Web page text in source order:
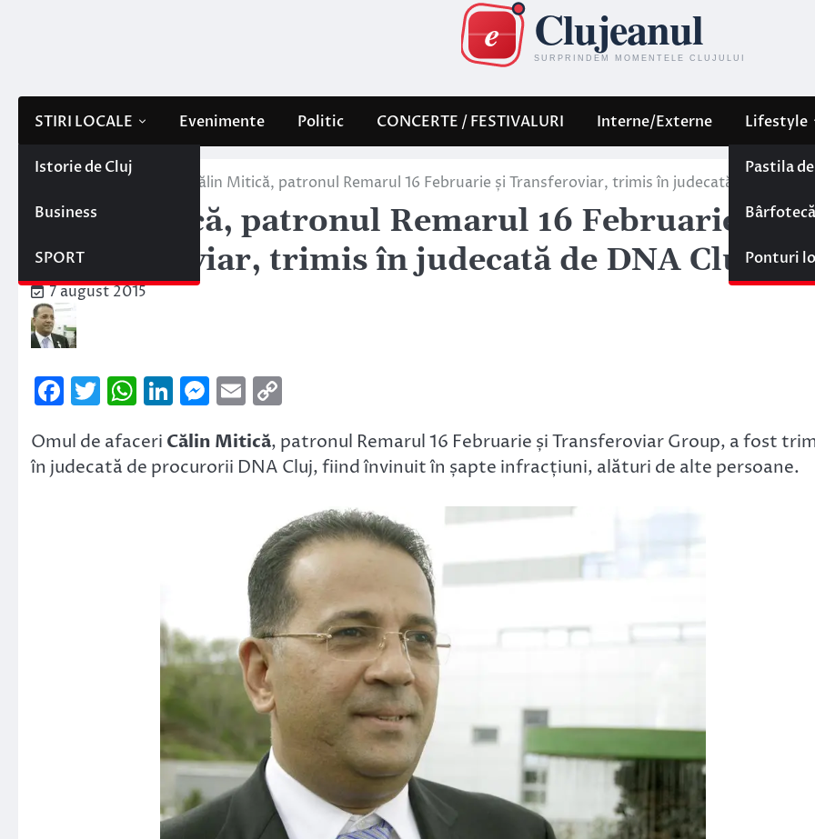
STIRI LOCALE
Istorie de Cluj
Business
SPORT
Evenimente Politic CONCERTE / FESTIVALURI Interne/Externe Lifestyle
Pastila
Bârfotecă
Ponturi
Stiri locale Călin Mitică, patronul Remarul 16 Februarie și Transferoviar, trimis în judecată de DNA
Călin Mitică, patronul Remarul 16 Februarie și
Transferoviar, trimis în judecată de DNA Cluj!
7 august 2015
Facebook
Twitter
WhatsApp
LinkedIn
Messenger
Email
Omul de afaceri Călin Mitică, patronul Remarul 16 Februarie și Transferoviar Group, a fost
în judecată de procurorii DNA Cluj, fiind învinuit în șapte infracțiuni, alături de alte persoane.